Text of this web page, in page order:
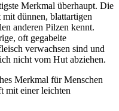
Merkmal überhaupt. Die
dünnen, blattartigen
anderen Pilzen kennt.
oft gegabelte
verwachsen sind und
nicht vom Hut abziehen.
Merkmal für Menschen
mit einer leichten